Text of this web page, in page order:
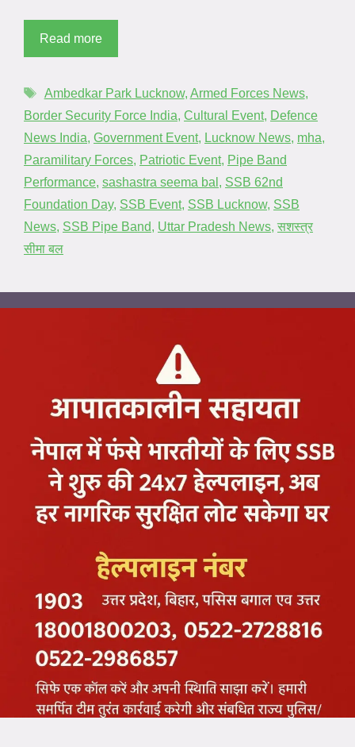
Read more
Ambedkar Park Lucknow, Armed Forces News,
Border Security Force India, Cultural Event, Defence
News India, Government Event, Lucknow News, mha,
Paramilitary Forces, Patriotic Event, Pipe Band
Performance, sashastra seema bal , SSB 62nd
Foundation Day, SSB Event, SSB Lucknow, SSB
News, SSB Pipe Band, Uttar Pradesh News, सशस्त्र
सीमा बल